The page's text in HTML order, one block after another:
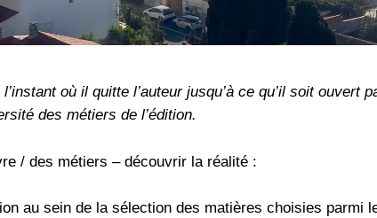
où il quitte l’auteur jusqu’à ce qu’il soit ouvert
des métiers de l’édition.
/ des métiers – découvrir la réalité :
au sein de la sélection des matières choisies parmi